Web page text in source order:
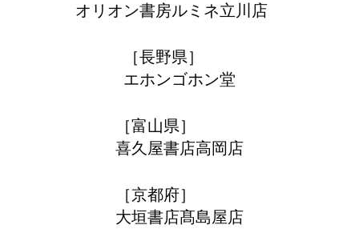
オリオン書房ルミネ立川店
［長野県］
エホンゴホン堂
［富山県］
喜久屋書店高岡店
［京都府］
大垣書店髙島屋店